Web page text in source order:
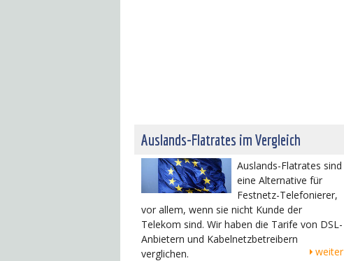
Auslands-Flatrates im Vergleich
Auslands-Flatrates sind
eine Alternative für
Festnetz-Telefonierer,
vor allem, wenn sie nicht Kunde der
Telekom sind. Wir haben die Tarife von DSL-
Anbietern und Kabelnetzbetreibern
verglichen.
weiter